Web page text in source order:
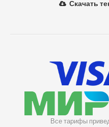
Скачать
Все тарифы